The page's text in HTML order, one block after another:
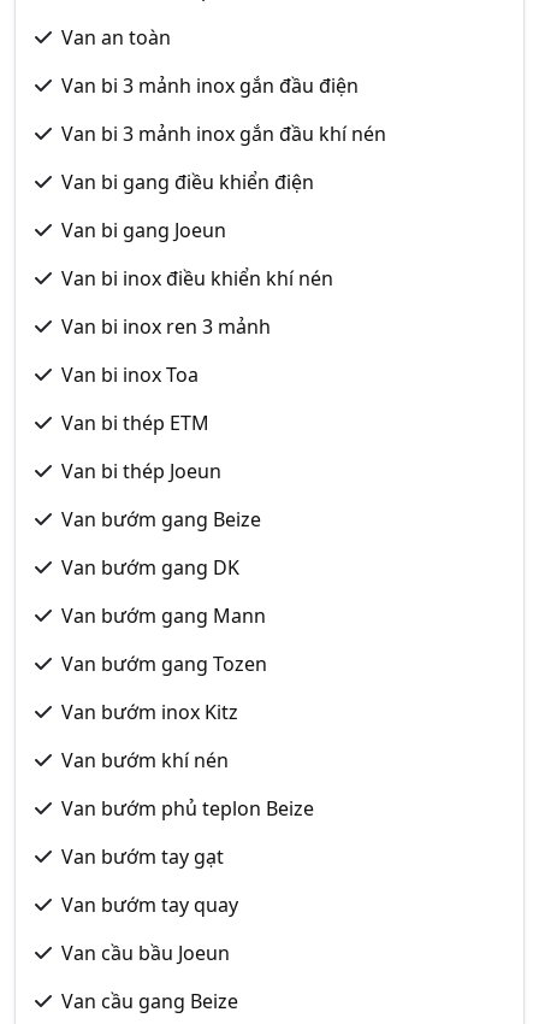
Van an toàn
Van bi 3 mảnh inox gắn đầu điện
Van bi 3 mảnh inox gắn đầu khí nén
Van bi gang điều khiển điện
Van bi gang Joeun
Van bi inox điều khiển khí nén
Van bi inox ren 3 mảnh
Van bi inox Toa
Van bi thép ETM
Van bi thép Joeun
Van bướm gang Beize
Van bướm gang DK
Van bướm gang Mann
Van bướm gang Tozen
Van bướm inox Kitz
Van bướm khí nén
Van bướm phủ teplon Beize
Van bướm tay gạt
Van bướm tay quay
Van cầu bầu Joeun
Van cầu gang Beize